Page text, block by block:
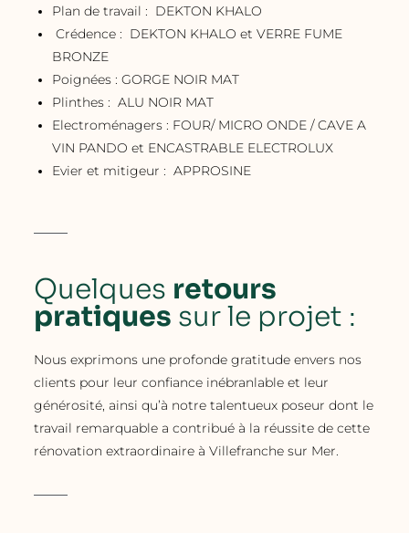
Plan de travail : DEKTON KHALO
Crédence : DEKTON KHALO et VERRE FUME
BRONZE
Poignées : GORGE NOIR MAT
Plinthes : ALU NOIR MAT
Electroménagers : FOUR/ MICRO ONDE / CAVE A
VIN PANDO et ENCASTRABLE ELECTROLUX
Evier et mitigeur : APPROSINE
Quelques retours
pratiques sur le projet :
Nous exprimons une profonde gratitude envers nos
clients pour leur confiance inébranlable et leur
générosité, ainsi qu’à notre talentueux poseur dont le
travail remarquable a contribué à la réussite de cette
rénovation extraordinaire à Villefranche sur Mer.